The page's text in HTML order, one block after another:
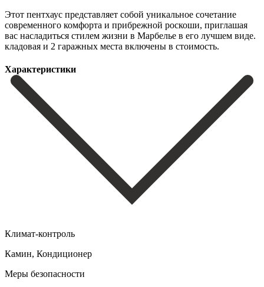
Этот ‌пентхаус ‌представляет ‌собой уникальное ‌сочетание
современного ‌комфорта и прибрежной роскоши, приглашая
вас насладиться стилем ‌жизни в ‌Марбелье в ‌его лучшем виде.
кладовая ‌и ‌2 ‌гаражных ‌места ‌включены ‌в ‌стоимость.
Характеристики
Климат-контроль
Камин, Кондиционер
Меры безопасности